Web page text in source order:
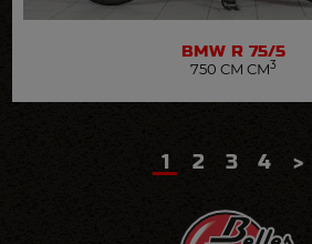
BMW R 75/5
750 CM CM3
1 2 3 4 >